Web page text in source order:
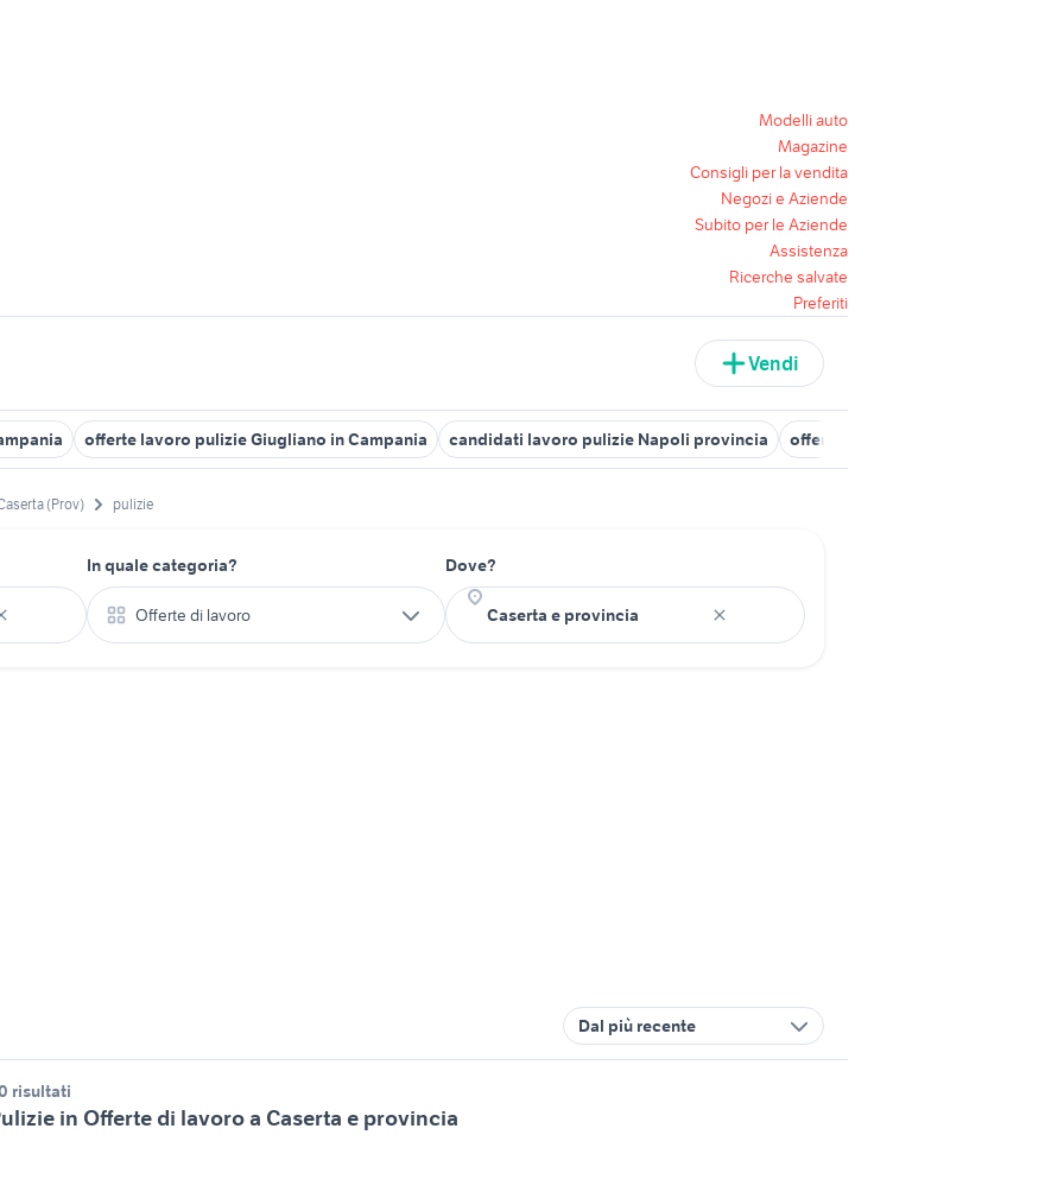
Modelli auto
Magazine
Consigli per la vendita
Negozi e Aziende
Subito per le Aziende
Assistenza
Ricerche salvate
Preferiti
Vendi
offerte lavoro pulizie Giugliano in Campania candidati lavoro pulizie Napoli provincia offerte lavoro pulizie Napoli
(Prov) pulizie
In quale categoria?
Offerte di lavoro
Dove?
Dal più recente
risultati
in Offerte di lavoro a Caserta e provincia